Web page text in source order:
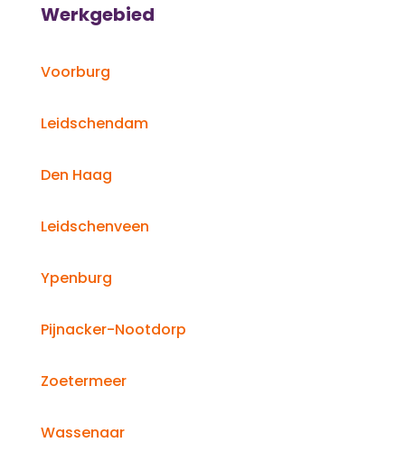
Werkgebied
Voorburg
Leidschendam
Den Haag
Leidschenveen
Ypenburg
Pijnacker-Nootdorp
Zoetermeer
Wassenaar